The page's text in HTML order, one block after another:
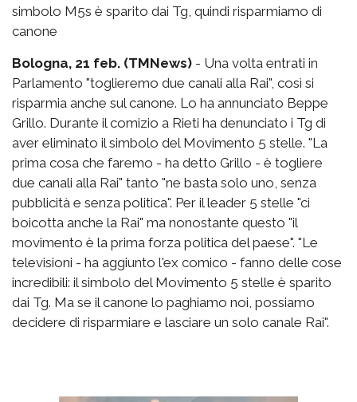
simbolo M5s è sparito dai Tg, quindi risparmiamo di
canone
Bologna, 21 feb. (TMNews) - Una volta entrati in
Parlamento "toglieremo due canali alla Rai", così si
risparmia anche sul canone. Lo ha annunciato Beppe
Grillo. Durante il comizio a Rieti ha denunciato i Tg di
aver eliminato il simbolo del Movimento 5 stelle. "La
prima cosa che faremo - ha detto Grillo - è togliere
due canali alla Rai" tanto "ne basta solo uno, senza
pubblicità e senza politica". Per il leader 5 stelle "ci
boicotta anche la Rai" ma nonostante questo "il
movimento è la prima forza politica del paese". "Le
televisioni - ha aggiunto l'ex comico - fanno delle cose
incredibili: il simbolo del Movimento 5 stelle è sparito
dai Tg. Ma se il canone lo paghiamo noi, possiamo
decidere di risparmiare e lasciare un solo canale Rai".